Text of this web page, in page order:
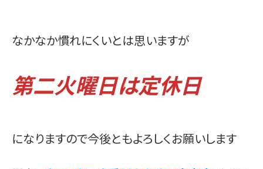
なかなか慣れにくいとは思いますが
第二火曜日は定休日
になりますので今後ともよろしくお願いします